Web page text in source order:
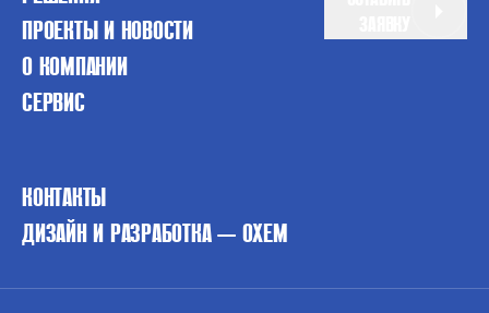
ПРОЕКТЫ И НОВОСТИ
О КОМПАНИИ
СЕРВИС
КОНТАКТЫ
ДИЗАЙН И РАЗРАБОТКА — OXEM